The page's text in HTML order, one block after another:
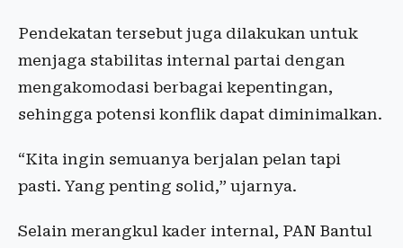
Pendekatan tersebut juga dilakukan untuk
menjaga stabilitas internal partai dengan
mengakomodasi berbagai kepentingan,
sehingga potensi konflik dapat diminimalkan.
“Kita ingin semuanya berjalan pelan tapi
pasti. Yang penting solid,” ujarnya.
Selain merangkul kader internal, PAN Bantul